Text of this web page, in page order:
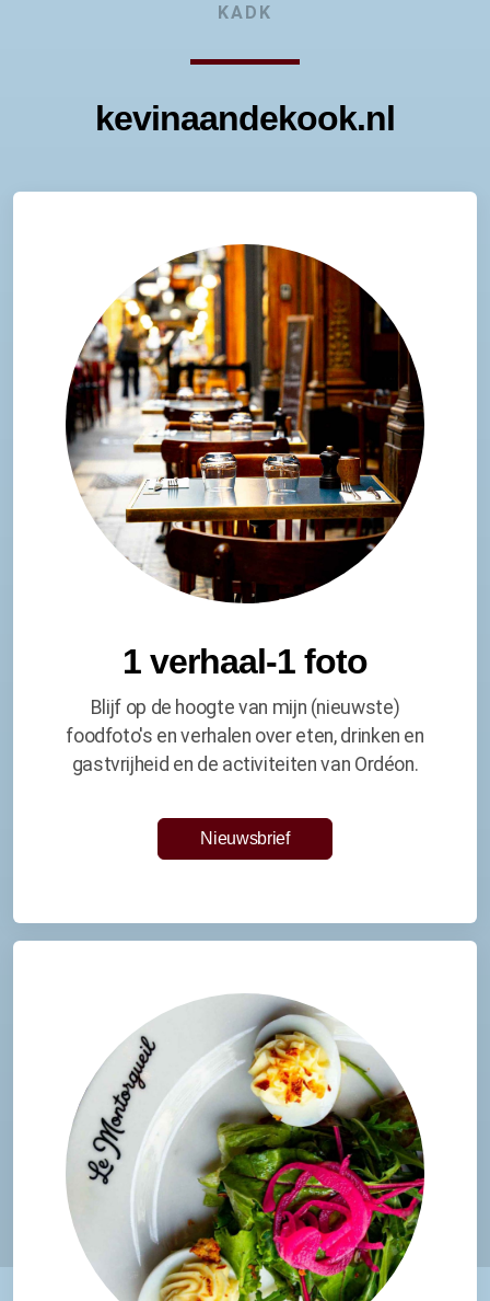
KADK
kevinaandekook.nl
1 verhaal-1 foto
Blijf op de hoogte van mijn (nieuwste)
foodfoto's en verhalen over eten, drinken en
gastvrijheid en de activiteiten van Ordéon.
Nieuwsbrief